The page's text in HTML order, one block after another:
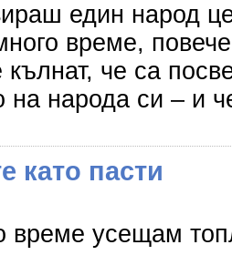
един народ
време,
че са
на народа си – и
като пасти
време усещам